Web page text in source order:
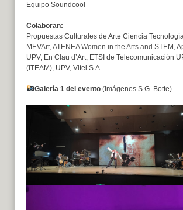
Equipo Soundcool
Colaboran:
Propuestas Culturales de Arte Ciencia
MEVArt,ATENEA Women in the Arts and STEM ,
UPV, En Clau d’Art, ETSI de Telecomunicación
(ITEAM), UPV, Vitel S.A.
Galería 1 del evento(Imágenes S.G. Botte)